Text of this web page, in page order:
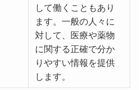
して働くこともあり
ます。一般の人々に
対して、医療や薬物
に関する正確で分か
りやすい情報を提供
します。